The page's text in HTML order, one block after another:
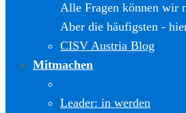
Alle Fragen können wir
Aber die häufigsten -
CISV Austria Blog
Mitmachen
Leader: in werden